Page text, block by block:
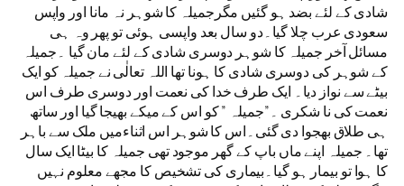
شادی کے لئے بضد ہو گئیں مگرجمیلہ کا شوہر نہ مانا اور واپس
سعودی عرب چلا گیا۔دو سال بعد واپسی ہوئی تو پھر وہ ہی
مسائل آخر جمیلہ کا شوہر دوسری شادی کے لئے مان گیا ۔جمیلہ
کے شوہر کی دوسری شادی کا ہونا تھا اللہ تعالٰی نے جمیلہ کو ایک
بیٹے سے نواز دیا۔ ایک طرف خدا کی نعمت اور دوسری طرف اس
نعمت کی نا شکری ۔”جمیلہ ” کو اس کے میکے بھیجا گیا اور ساتھ
ہی طلاق بھجوا دی گئی۔اس کا شوہر اس اثناءمیں ملک سے باہر
تھا۔ جمیلہ اپنے ماں باپ کے گھر موجود تھی جمیلہ کا بیٹا ایک سال
کا ہوا تو بیمار ہو گیا۔بیماری کی تشخیص کا مجھے معلوم نہیں